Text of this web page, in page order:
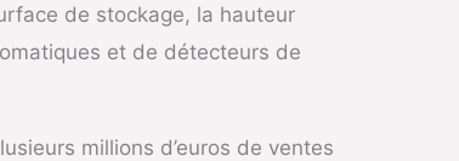
de stockage, la hauteur
et de détecteurs de
millions d’euros de ventes